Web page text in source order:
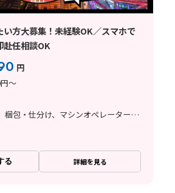
い方大募集！未経験OK／スマホで
赴任相談OK
円
～
軽作業、検査、梱包・仕分け、マシンオペレーター、クリーンルーム、座り作業、ライン作業、溶接
る 詳細を見る